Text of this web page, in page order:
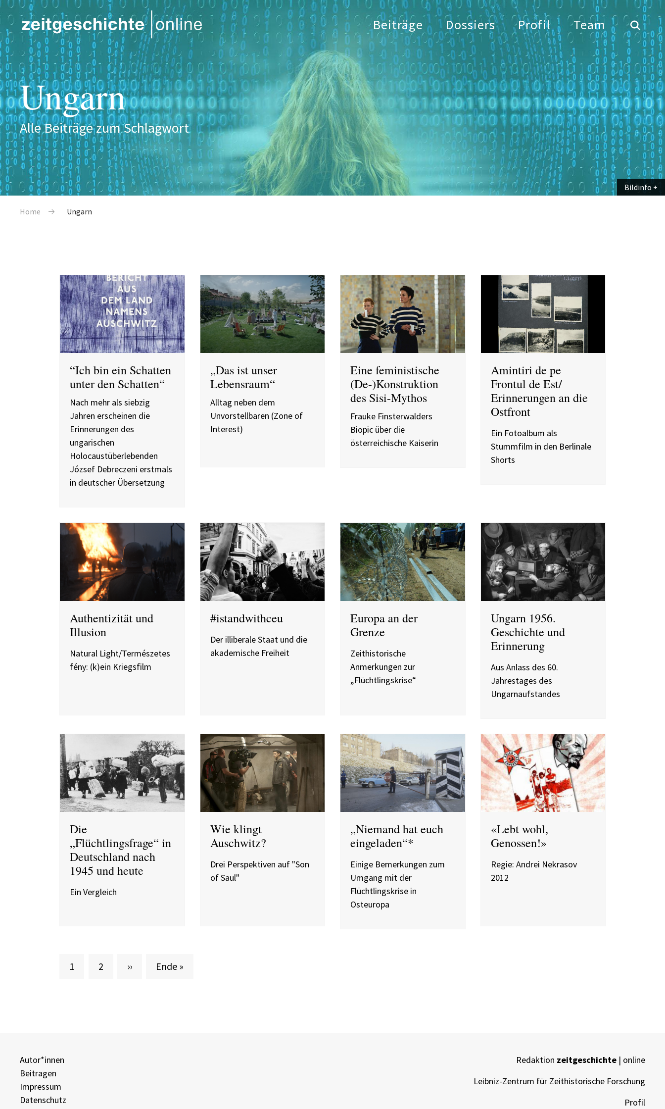
Direkt zum Inhalt
Beiträge Dossiers Profil Team
Ungarn
Alle Beiträge zum Schlagwort
Bildinfo
Bildinfo
Pfadnavigation
Home Ungarn
“Ich bin ein Schatten
unter den Schatten“
Nach mehr als siebzig
Jahren erscheinen die
Erinnerungen des
ungarischen
Holocaustüberlebenden
József Debreczeni erstmals
in deutscher Übersetzung
„Das ist unser
Lebensraum“
Alltag neben dem
Unvorstellbaren (Zone of
Interest)
Eine feministische
(De-)Konstruktion
des Sisi-Mythos
Frauke Finsterwalders
Biopic über die
österreichische Kaiserin
Amintiri de pe
Frontul de Est/
Erinnerungen an die
Ostfront
Ein Fotoalbum als
Stummfilm in den Berlinale
Shorts
Authentizität und
Illusion
Natural Light/Természetes
fény: (k)ein Kriegsfilm
#istandwithceu
Der illiberale Staat und die
akademische Freiheit
Europa an der
Grenze
Zeithistorische
Anmerkungen zur
„Flüchtlingskrise“
Ungarn 1956.
Geschichte und
Erinnerung
Aus Anlass des 60.
Jahrestages des
Ungarnaufstandes
Die
„Flüchtlingsfrage“ in
Deutschland nach
1945 und heute
Ein Vergleich
Wie klingt
Auschwitz?
Drei Perspektiven auf "Son
of Saul"
„Niemand hat euch
eingeladen“*
Einige Bemerkungen zum
Umgang mit der
Flüchtlingskrise in
Osteuropa
«Lebt wohl,
Genossen!»
Regie: Andrei Nekrasov
2012
Aktuelle Seite
1 Seite
2 Nächste Seite
›› Letzte Seite
Ende »
Autor*innen
Beitragen
Impressum
Datenschutz
Redaktion zeitgeschichte | online
Leibniz-Zentrum für Zeithistorische Forschung
Profil